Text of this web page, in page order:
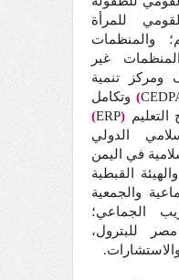
للمرأة
والمنظمات
غير
ومركز تنمية
) وتكامل
(
ERP
)
الدولي
في اليمن
القبطية
والجمعية
الجماعي؛
للبترول،